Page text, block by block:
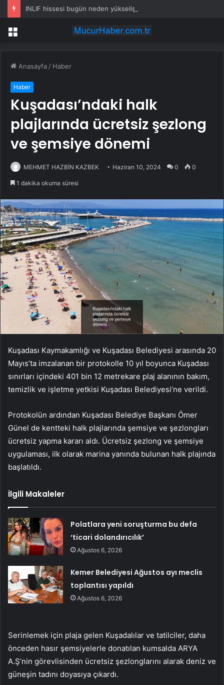
INLIF hissesi bugün neden yükselişte?
Menü
Anasayfa / Haber
Haber
Kuşadası’ndaki halk
plajlarında ücretsiz şezlong
ve şemsiye dönemi
MEHMET HAZBİN KAZBEK Haziran 10, 2024 0 0
1 dakika okuma süresi
Kuşadası Kaymakamlığı ve Kuşadası Belediyesi arasında 20
Mayıs’ta imzalanan bir protokolle 10 yıl boyunca Kuşadası
sınırları içindeki 401 bin 12 metrekare plaj alanının bakım,
temizlik ve işletme yetkisi Kuşadası Belediyesi’ne verildi.
Protokolün ardından Kuşadası Belediye Başkanı Ömer
Günel de kentteki halk plajlarında şemsiye ve şezlongları
ücretsiz yapma kararı aldı. Ücretsiz şezlong ve şemsiye
uygulaması, ilk olarak marina yanında bulunan halk plajında
başlatıldı.
İlgili Makaleler
Polatlara yeni soruşturma bu defa
‘ticari dolandırıcılık’
Ağustos 6, 2026
Kemer Belediyesi Ağustos ayı meclis
toplantısı yapıldı
Ağustos 6, 2026
Serinlemek için plaja gelen Kuşadalılar ve tatilciler, daha
önceden hasır şemsiyelerle donatılan kumsalda ARYA
A.Ş’nin görevlisinden ücretsiz şezlonglarını alarak deniz ve
güneşin tadını doyasıya çıkardı.